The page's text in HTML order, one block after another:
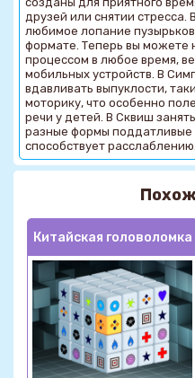
друзей или снятии стресса.
любимое лопание
формате. Теперь вы можете
процессом в любое время,
мобильных устройств. В
вдавливать выпуклости,
моторику, что особенно
речи у детей. В Сквиш
разные формы поддатливые
способствует расслаблению.
Китайская головоломка